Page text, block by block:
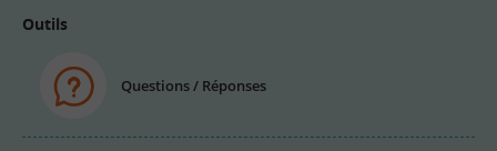
Outils
Questions / Réponses